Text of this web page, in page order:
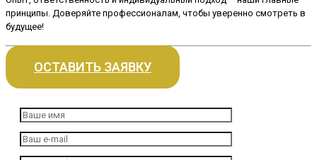
принципы. Доверяйте профессионалам, чтобы уверенно смотреть в
будущее!
ОСТАВИТЬ ЗАЯВКУ